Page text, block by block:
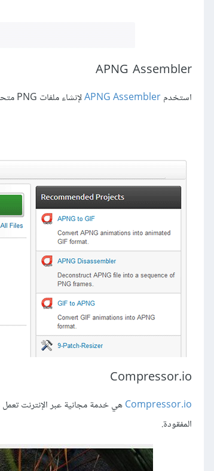
APNG Assembler
استخدمAPNG Assemblerلإنشاء ملفات PNG متحركة عالية التحسين. يتضمن هذا التطبيق المستقل إصدارات لكل من Windows و MacOS و Linux.
Compressor.io
Compressor.io
المفقودة.